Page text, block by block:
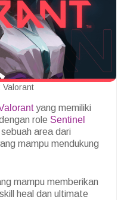
Valorant
yang memiliki
role Sentinel
area dari
mampu mendukung
mampu memberikan
heal dan ultimate